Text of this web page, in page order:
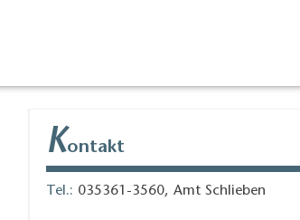
Kontakt
Tel.: 035361-3560, Amt Schlieben